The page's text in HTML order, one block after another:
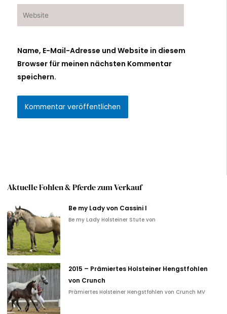
Name, E-Mail-Adresse und Website in diesem
Browser für meinen nächsten Kommentar
speichern.
Aktuelle Fohlen & Pferde zum Verkauf
Be my Lady von Cassini I
Be my Lady Holsteiner Stute von
2015 – Prämiertes Holsteiner Hengstfohlen
von Crunch
Prämiertes Holsteiner Hengstfohlen von Crunch MV